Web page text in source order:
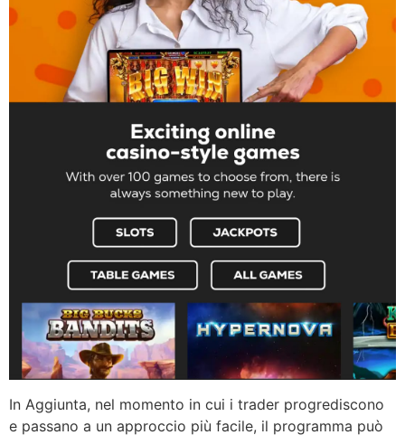
In Aggiunta, nel momento in cui i trader progrediscono
e passano a un approccio più facile, il programma può